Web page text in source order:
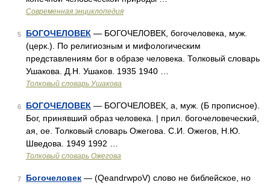
Современная энциклопедия
5 БОГОЧЕЛОВЕК — БОГОЧЕЛОВЕК, богочеловека, муж.
(церк.). По религиозным и мифологическим
представлениям бог в образе человека. Толковый словарь
Ушакова. Д.Н. Ушаков. 1935 1940 …
Толковый словарь Ушакова
6 БОГОЧЕЛОВЕК — БОГОЧЕЛОВЕК, а, муж. (Б прописное).
Бог, принявший образ человека. | прил. богочеловеческий,
ая, ое. Толковый словарь Ожегова. С.И. Ожегов, Н.Ю.
Шведова. 1949 1992 …
Толковый словарь Ожегова
7 Богочеловек — (QeandrwpoV) слово не библейское, но